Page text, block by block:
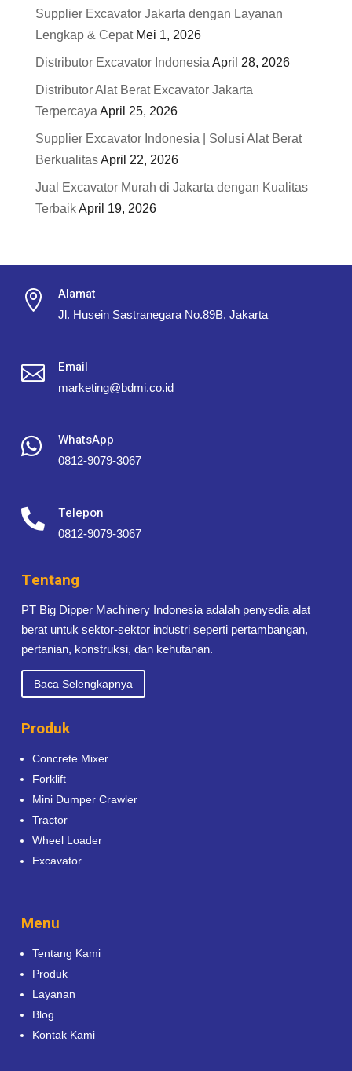
Supplier Excavator Jakarta dengan Layanan
Lengkap & Cepat Mei 1, 2026
Distributor Excavator Indonesia April 28, 2026
Distributor Alat Berat Excavator Jakarta
Terpercaya April 25, 2026
Supplier Excavator Indonesia | Solusi Alat Berat
BerkualitasApril 22, 2026
Jual Excavator Murah di Jakarta dengan Kualitas
TerbaikApril 19, 2026
 Alamat
Jl. Husein Sastranegara No.89B, Jakarta
 Email
marketing@bdmi.co.id
 WhatsApp
0812-9079-3067
 Telepon
0812-9079-3067
Tentang
PT Big Dipper Machinery Indonesia adalah penyedia alat
berat untuk sektor-sektor industri seperti pertambangan,
pertanian, konstruksi, dan kehutanan.
Baca Selengkapnya
Produk
Concrete Mixer
Forklift
Mini Dumper Crawler
Tractor
Wheel Loader
Excavator
Menu
Tentang Kami
Produk
Layanan
Blog
Kontak Kami